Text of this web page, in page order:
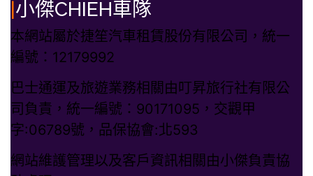
|小傑CHIEH車隊
本網站屬於捷笙汽車租賃股份有限公司，統一
編號：12179992
巴士通運及旅遊業務相關由叮昇旅行社有限公
司負責，統一編號：90171095，交觀甲
字:06789號，品保協會:北593
網站維護管理以及客戶資訊相關由小傑負責協